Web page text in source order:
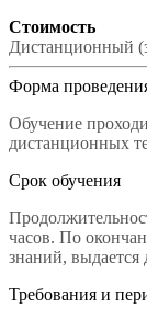
Стоимость
Дистанционный
Форма
Обучение
дистанционных
Срок обучения
часов. По
знаний, выдается
Требования и